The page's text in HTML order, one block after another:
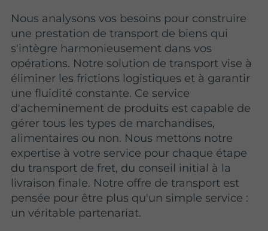
Nous analysons vos besoins pour construire
une prestation de transport de biens qui
s'intègre harmonieusement dans vos
opérations. Notre solution de transport vise à
éliminer les frictions logistiques et à garantir
une fluidité constante. Ce service
d'acheminement de produits est capable de
gérer tous les types de marchandises,
alimentaires ou non. Nous mettons notre
expertise à votre service pour chaque étape
du transport de fret, du conseil initial à la
livraison finale. Notre offre de transport est
pensée pour être plus qu'un simple service :
un véritable partenariat.